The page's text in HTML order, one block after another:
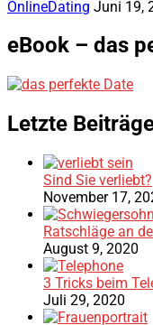
OnlineDating Juni 19,
eBook – das
Letzte
Sind Sie verliebt?
November 17,
Ratschläge an
August 9, 2020
3 Tricks beim
Juli 29, 2020